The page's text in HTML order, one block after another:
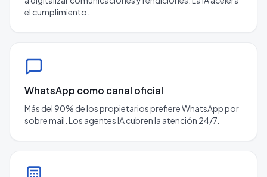
el cumplimiento.
WhatsApp como canal oficial
Más del 90% de los propietarios prefiere WhatsApp por
sobre mail. Los agentes IA cubren la atención 24/7.